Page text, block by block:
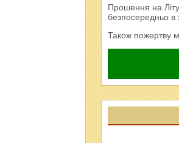
Прошення на
безпосередньо в
Також пожертву